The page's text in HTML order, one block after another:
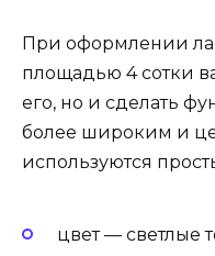
При оформлении
площадью 4 сотки
его, но и сделать
более широким и
используются
цвет — светлые